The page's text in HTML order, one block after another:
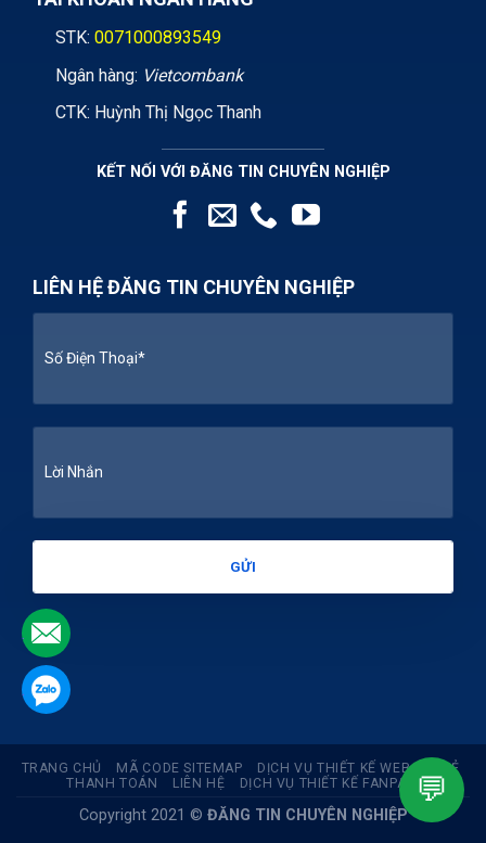
STK: 0071000893549
Ngân hàng: Vietcombank
CTK: Huỳnh Thị Ngọc Thanh
KẾT NỐI VỚI ĐĂNG TIN CHUYÊN NGHIỆP
LIÊN HỆ ĐĂNG TIN CHUYÊN NGHIỆP
TRANG CHỦ MÃ CODE SITEMAP
DỊCH VỤ THIẾT KẾ WEB GIÁ RẺ
THANH TOÁN
LIÊN HỆ DỊCH VỤ THIẾT KẾ FANPAGE
Copyright 2021 © ĐĂNG TIN CHUYÊN NGHIỆP
.
.
💬